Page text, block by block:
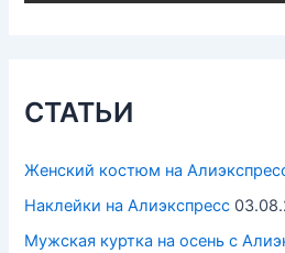
СТАТЬИ
Женский костюм на
Наклейки на Алиэкспресс
Мужская куртка на осень с